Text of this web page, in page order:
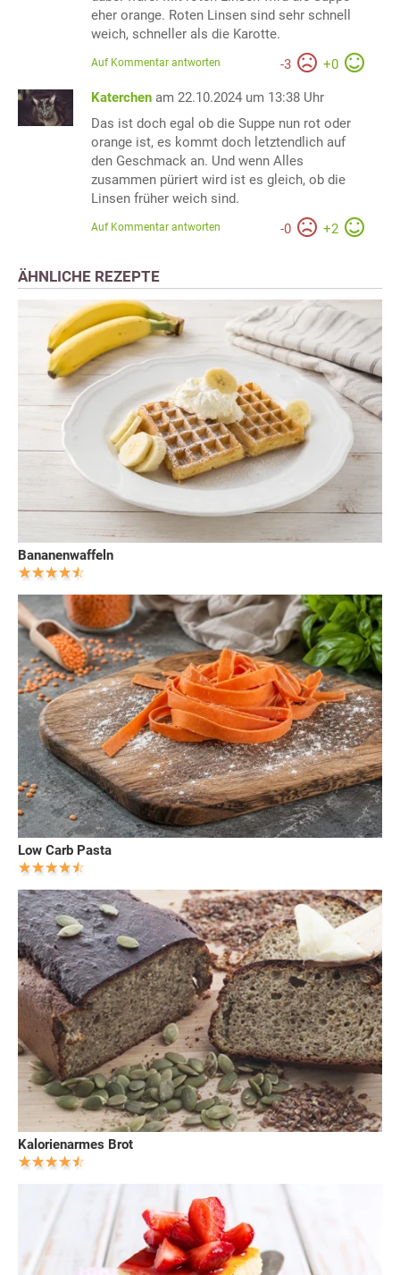
eher orange. Roten Linsen sind sehr schnell
weich, schneller als die Karotte.
-3 +0
Auf Kommentar antworten
Katerchen am 22.10.2024 um 13:38 Uhr
Das ist doch egal ob die Suppe nun rot oder
orange ist, es kommt doch letztendlich auf
den Geschmack an. Und wenn Alles
zusammen püriert wird ist es gleich, ob die
Linsen früher weich sind.
-0 +2
Auf Kommentar antworten
ÄHNLICHE REZEPTE
Bananenwaffeln
Low Carb Pasta
Kalorienarmes Brot